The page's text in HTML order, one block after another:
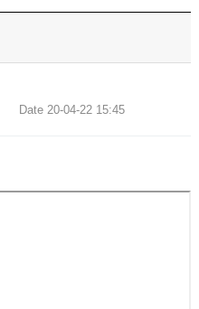
Date 20-04-22 15:45